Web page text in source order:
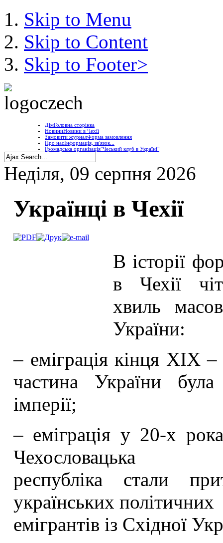
Skip to Menu
Skip to Content
Skip to Footer>
ДімГоловна сторінка
НовиниНовини в Чехії
Замовити журналФорма замовлення
Про насІнформація, зв'язок...
Громадська організація"Чеський клуб в Україні"
Неділя, 09 серпня 2026
Українці в Чехії
В історії
в Чехії
хвиль
України:
– еміграція кінця ХІХ
частина України
імперії;
– еміграція у 20-х
Чехословацька
республіка стали
українських політичних
емігрантів із Східної